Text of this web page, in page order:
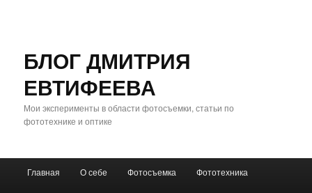
БЛОГ ДМИТРИЯ
ЕВТИФЕЕВА
Мои эксперименты в области фотосъемки, статьи по
фототехнике и оптике
Перейти
Перейти
Главная О себе Фотосъемка Фототехника